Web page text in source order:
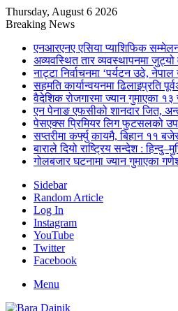
Thursday, August 6 2026
Breaking News
एनआरएनए एसिया प्याशिफिक
अव्यवस्थित तार व्यवस्थापनमा
नाट्टा निर्वाचनमा ‘पर्यटन उठे,
सहमति कार्यान्वयनमा ढिलाइप्रति
वैदेशिक रोजगारमा ज्यान गुमाएका
एन पेनाङ एफसीको शानदार जित,
पेसएक्स प्रिमियर लिग फुटसलको
सप्तरीमा कर्फ्यु कायमै, बिहान ११
बाराले दियो राष्ट्रिय सन्देश :
गोलबजार घटनामा ज्यान गुमाएका
Sidebar
Random Article
Log In
Instagram
YouTube
Twitter
Facebook
Menu